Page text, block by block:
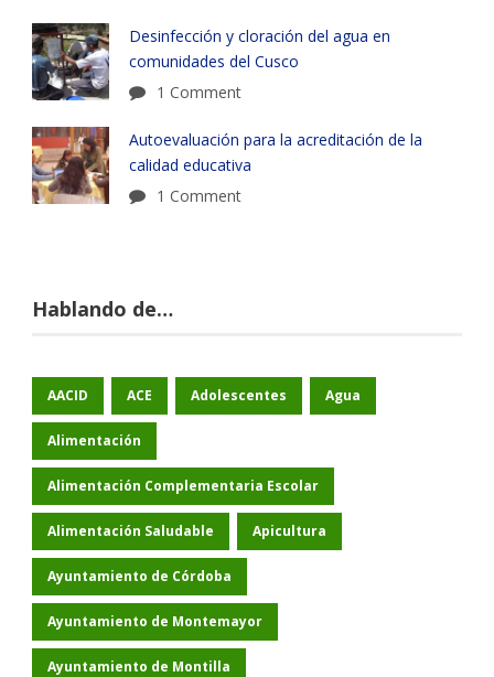
Desinfección y cloración del agua en
comunidades del Cusco
1 Comment
Autoevaluación para la acreditación de la
calidad educativa
1 Comment
Hablando de…
AACID ACE Adolescentes Agua
Alimentación
Alimentación Complementaria Escolar
Alimentación Saludable Apicultura
Ayuntamiento de Córdoba
Ayuntamiento de Montemayor
Ayuntamiento de Montilla